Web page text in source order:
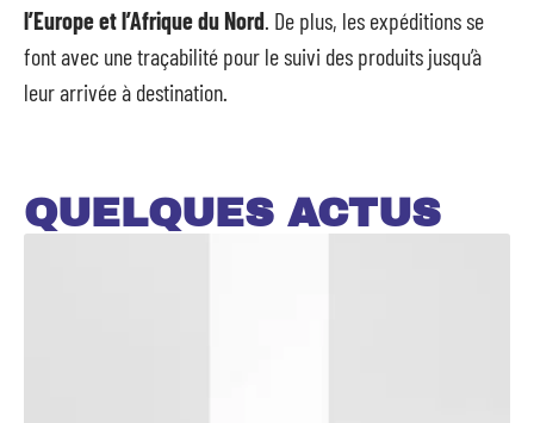
l’Europe et l’Afrique du Nord. De plus, les expéditions se
font avec une traçabilité pour le suivi des produits jusqu’à
leur arrivée à destination.
QUELQUES ACTUS